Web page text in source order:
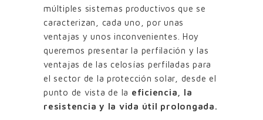
múltiples sistemas productivos que se
caracterizan, cada uno, por unas
ventajas y unos inconvenientes. Hoy
queremos presentar la perfilación y las
ventajas de las celosías perfiladas para
el sector de la protección solar, desde el
punto de vista de la eficiencia, la
resistencia y la vida útil prolongada.